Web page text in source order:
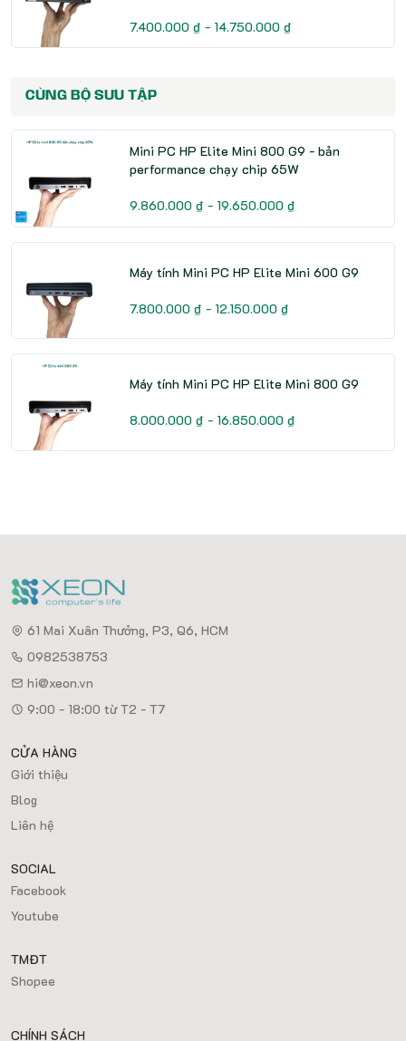
7.400.000 ₫ - 14.750.000 ₫
CÙNG BỘ SƯU TẬP
Mini PC HP Elite Mini 800 G9 - bản
performance chạy chip 65W
9.860.000 ₫ - 19.650.000 ₫
Máy tính Mini PC HP Elite Mini 600 G9
7.800.000 ₫ - 12.150.000 ₫
Máy tính Mini PC HP Elite Mini 800 G9
8.000.000 ₫ - 16.850.000 ₫
61 Mai Xuân Thưởng, P3, Q6, HCM
0982538753
hi@xeon.vn
9:00 - 18:00 từ T2 - T7
CỬA HÀNG
Giới thiệu
Blog
Liên hệ
SOCIAL
Facebook
Youtube
TMĐT
Shopee
CHÍNH SÁCH